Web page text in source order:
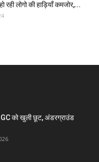
लोगो की हाड़ियाँ कमजोर,...
को खुली छूट, अंडरग्राउंड